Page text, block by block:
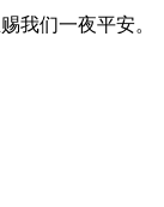
我们一夜平安。